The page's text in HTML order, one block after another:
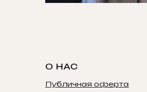
О НАС
Публичная оферта